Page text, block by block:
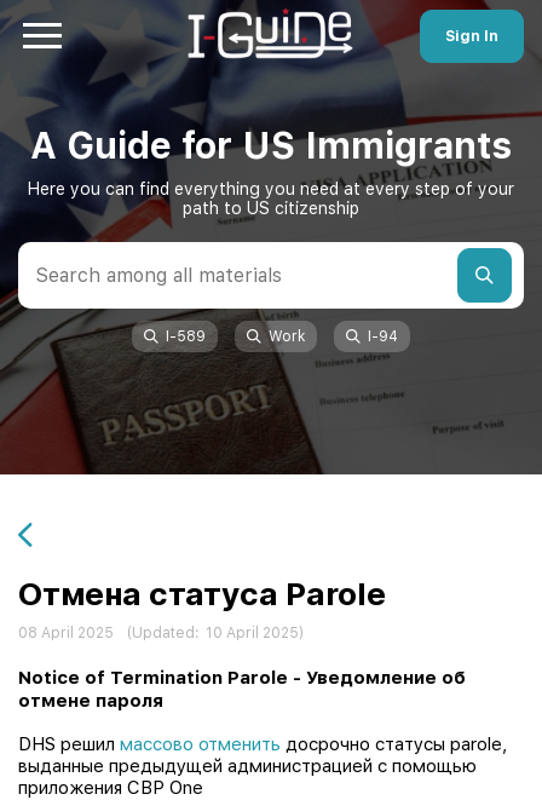
Sign In
A Guide for US Immigrants
Here you can find everything you need at every step of your
path to US citizenship
I-589 Work I-94
Отмена статуса Parole
08 April 2025 (Updated: 10 April 2025)
Notice of Termination Parole - Уведомление об
отмене пароля
DHS решил массово отменить досрочно статусы parole,
выданные предыдущей администрацией с помощью
приложения CBP One